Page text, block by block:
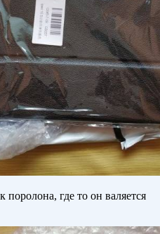
где то он валяется